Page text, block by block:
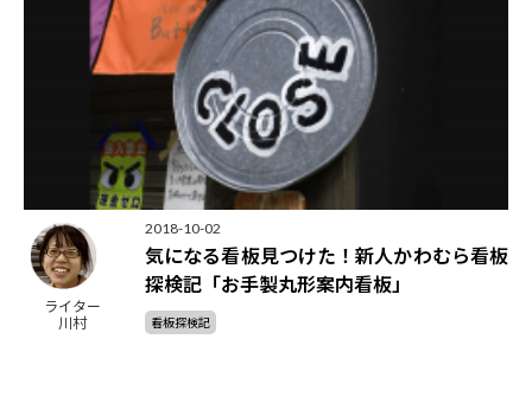
ライター
川村
2018-10-02
気になる看板見つけた！新人かわむら看板
探検記「お手製丸形案内看板」
看板探検記